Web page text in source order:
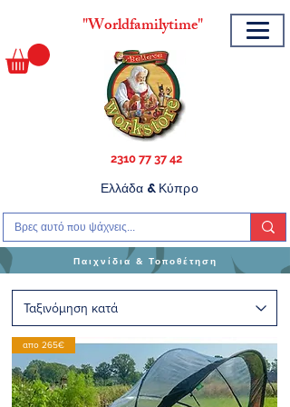
"Worldfamilytime"
2310 77 37 42
Παιχνίδια & Τοποθέτηση
Ελλάδα & Κύπρο
απο 265€